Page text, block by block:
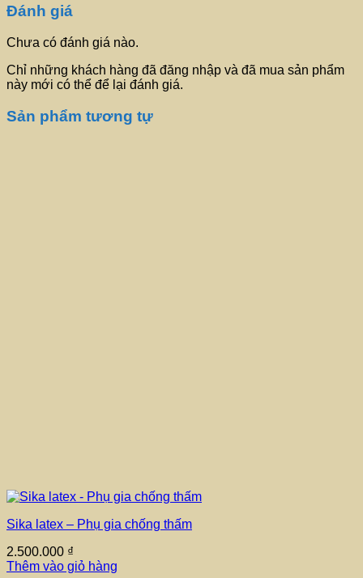
Đánh giá
Chưa có đánh giá nào.
Chỉ những khách hàng đã đăng nhập và đã mua sản phẩm
này mới có thể để lại đánh giá.
Sản phẩm tương tự
Sika latex – Phụ gia chống thấm
2.500.000 ₫
Thêm vào giỏ hàng